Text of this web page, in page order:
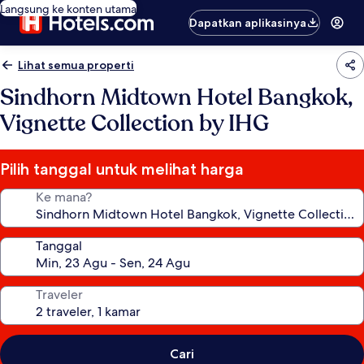
Langsung ke konten utama
Dapatkan aplikasinya
Lihat semua properti
Sindhorn Midtown Hotel Bangkok,
Vignette Collection by IHG
Pilih tanggal untuk melihat harga
Ke mana?
Tanggal
Traveler
Cari